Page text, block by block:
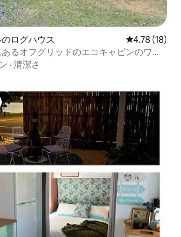
ログハウス レビュー18
4.78 (18)
るオフグリッドのエコキャビンのワン
· 清潔さ